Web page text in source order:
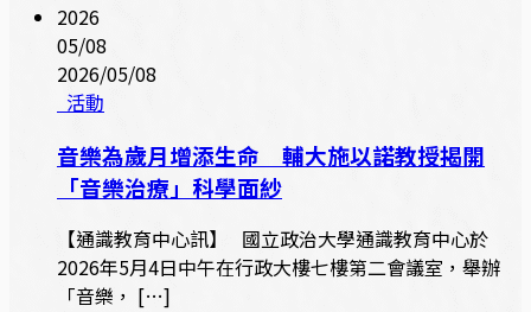
2026
05/08
2026/05/08
活動
音樂為歲月增添生命 輔大施以諾教授揭開
「音樂治療」科學面紗
【通識教育中心訊】 國立政治大學通識教育中心於
2026年5月4日中午在行政大樓七樓第二會議室，舉辦
「音樂， […]